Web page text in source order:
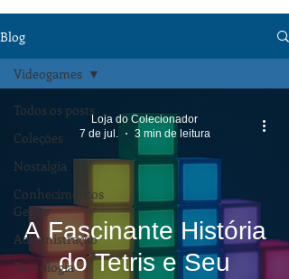
Blog
Todos os posts
Coleções
Nostalgia
Conhecimentos
Gerais
Administração
Tecnologia
Videogames
A Fascinante História
do Tetris e Seu
Loja do Colecionador
7 de jul.
3 min de leitura